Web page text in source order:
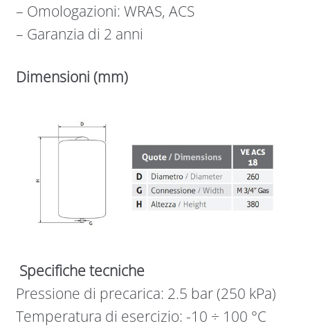
– Omologazioni: WRAS, ACS
– Garanzia di 2 anni
Dimensioni (mm)
Specifiche tecniche
Pressione di precarica: 2.5 bar (250 kPa)
Temperatura di esercizio: -10 ÷ 100 °C